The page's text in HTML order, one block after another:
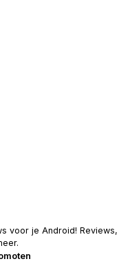
voor je Android! Reviews,